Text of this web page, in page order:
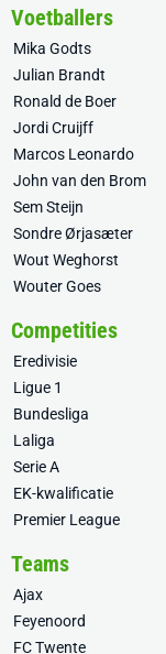
Voetballers
Mika Godts
Julian Brandt
Ronald de Boer
Jordi Cruijff
Marcos Leonardo
John van den Brom
Sem Steijn
Sondre Ørjasæter
Wout Weghorst
Wouter Goes
Competities
Eredivisie
Ligue 1
Bundesliga
Laliga
Serie A
EK-kwalificatie
Premier League
Teams
Ajax
Feyenoord
FC Twente